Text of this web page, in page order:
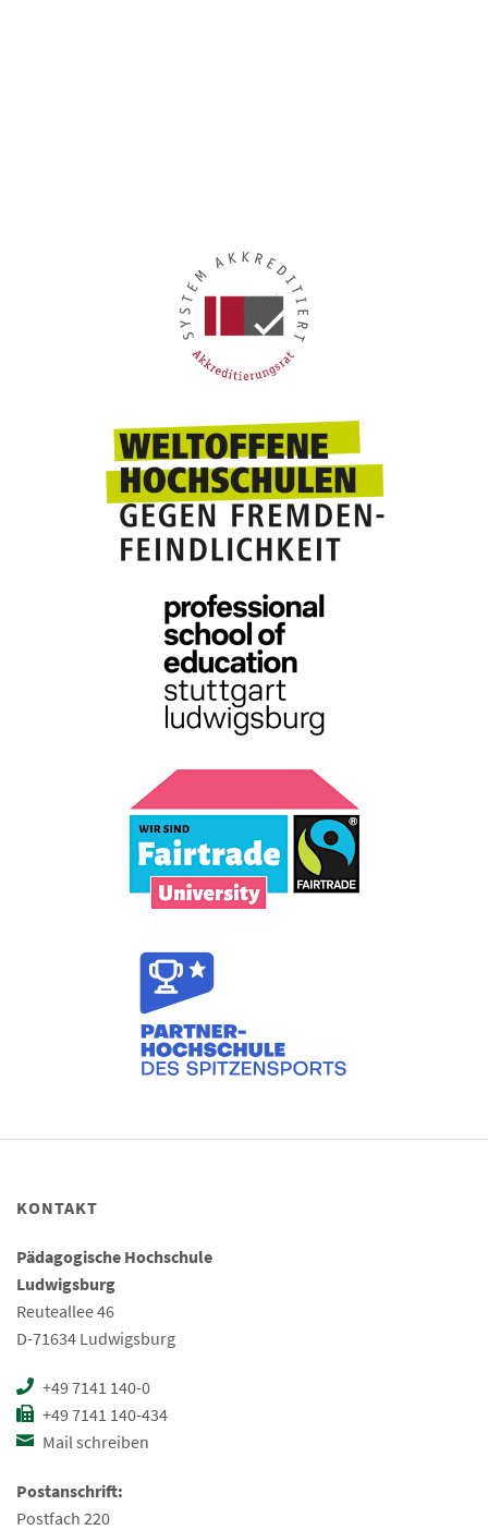
KONTAKT
Pädagogische Hochschule
Ludwigsburg
Reuteallee 46
D-71634 Ludwigsburg
+49 7141 140-0
+49 7141 140-434
Mail schreiben
Postanschrift:
Postfach 220